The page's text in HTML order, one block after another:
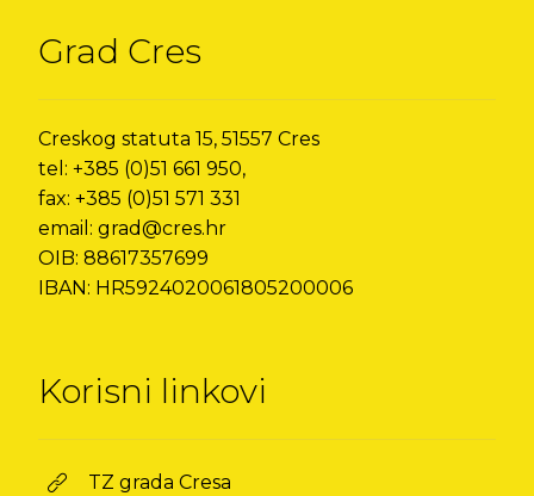
Grad Cres
Creskog statuta 15, 51557 Cres
tel: +385 (0)51 661 950,
fax: +385 (0)51 571 331
email: grad@cres.hr
OIB: 88617357699
IBAN: HR5924020061805200006
Korisni linkovi
TZ grada Cresa